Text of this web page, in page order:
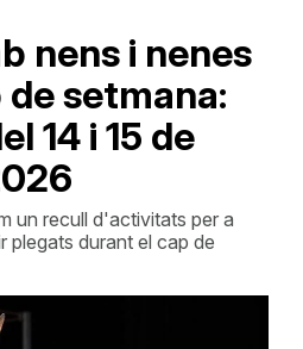
nens i nenes
setmana:
14 i 15 de
un recull d'activitats per a
plegats durant el cap de